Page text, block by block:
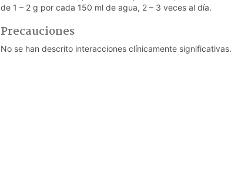
de 1 – 2 g por cada 150 ml de agua, 2 – 3 veces al día.
Precauciones
No se han descrito interacciones clínicamente significativas.